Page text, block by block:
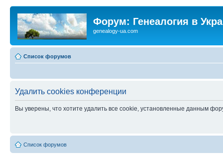
Форум: Генеалогия в
genealogy-ua.com
Список форумов
Удалить cookies конференции
Вы уверены, что хотите удалить все cookie, установленные данным
Список форумов